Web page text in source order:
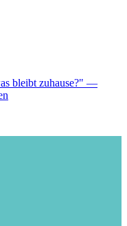
bleibt zuhause?" —